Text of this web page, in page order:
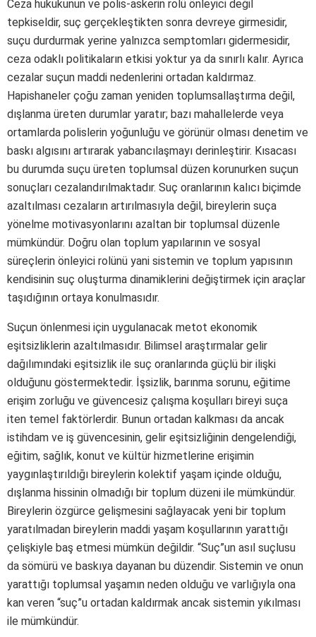
Ceza hukukunun ve polis-askerin rolü önleyici değil
tepkiseldir, suç gerçekleştikten sonra devreye girmesidir,
suçu durdurmak yerine yalnızca semptomları gidermesidir,
ceza odaklı politikaların etkisi yoktur ya da sınırlı kalır. Ayrıca
cezalar suçun maddi nedenlerini ortadan kaldırmaz.
Hapishaneler çoğu zaman yeniden toplumsallaştırma değil,
dışlanma üreten durumlar yaratır; bazı mahallelerde veya
ortamlarda polislerin yoğunluğu ve görünür olması denetim ve
baskı algısını artırarak yabancılaşmayı derinleştirir. Kısacası
bu durumda suçu üreten toplumsal düzen korunurken suçun
sonuçları cezalandırılmaktadır. Suç oranlarının kalıcı biçimde
azaltılması cezaların artırılmasıyla değil, bireylerin suça
yönelme motivasyonlarını azaltan bir toplumsal düzenle
mümkündür. Doğru olan toplum yapılarının ve sosyal
süreçlerin önleyici rolünü yani sistemin ve toplum yapısının
kendisinin suç oluşturma dinamiklerini değiştirmek için araçlar
taşıdığının ortaya konulmasıdır.
Suçun önlenmesi için uygulanacak metot ekonomik
eşitsizliklerin azaltılmasıdır. Bilimsel araştırmalar gelir
dağılımındaki eşitsizlik ile suç oranlarında güçlü bir ilişki
olduğunu göstermektedir. İşsizlik, barınma sorunu, eğitime
erişim zorluğu ve güvencesiz çalışma koşulları bireyi suça
iten temel faktörlerdir. Bunun ortadan kalkması da ancak
istihdam ve iş güvencesinin, gelir eşitsizliğinin dengelendiği,
eğitim, sağlık, konut ve kültür hizmetlerine erişimin
yaygınlaştırıldığı bireylerin kolektif yaşam içinde olduğu,
dışlanma hissinin olmadığı bir toplum düzeni ile mümkündür.
Bireylerin özgürce gelişmesini sağlayacak yeni bir toplum
yaratılmadan bireylerin maddi yaşam koşullarının yarattığı
çelişkiyle baş etmesi mümkün değildir. “Suç”un asıl suçlusu
da sömürü ve baskıya dayanan bu düzendir. Sistemin ve onun
yarattığı toplumsal yaşamın neden olduğu ve varlığıyla ona
kan veren “suç”u ortadan kaldırmak ancak sistemin yıkılması
ile mümkündür.